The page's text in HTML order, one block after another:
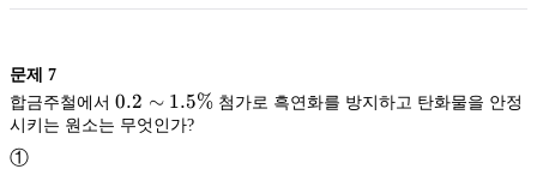
문제 7
합금주철에서 0.2\sim1.5\%
0.2 ∼ 1.5% 첨가로 흑연화를 방지하고 탄화물을 안정
①